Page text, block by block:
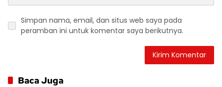
Simpan nama, email, dan situs web saya pada
peramban ini untuk komentar saya berikutnya.
Baca Juga